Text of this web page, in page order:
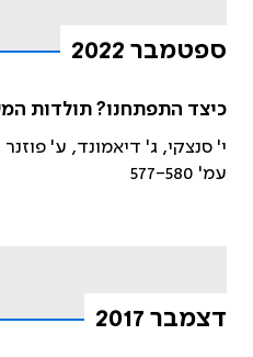
ספטמבר 2022
כיצד התפתחנו? תולדות
י' סנצקי, ג' דיאמונד, ע' פוזנר
עמ' 577-580
דצמבר 2017